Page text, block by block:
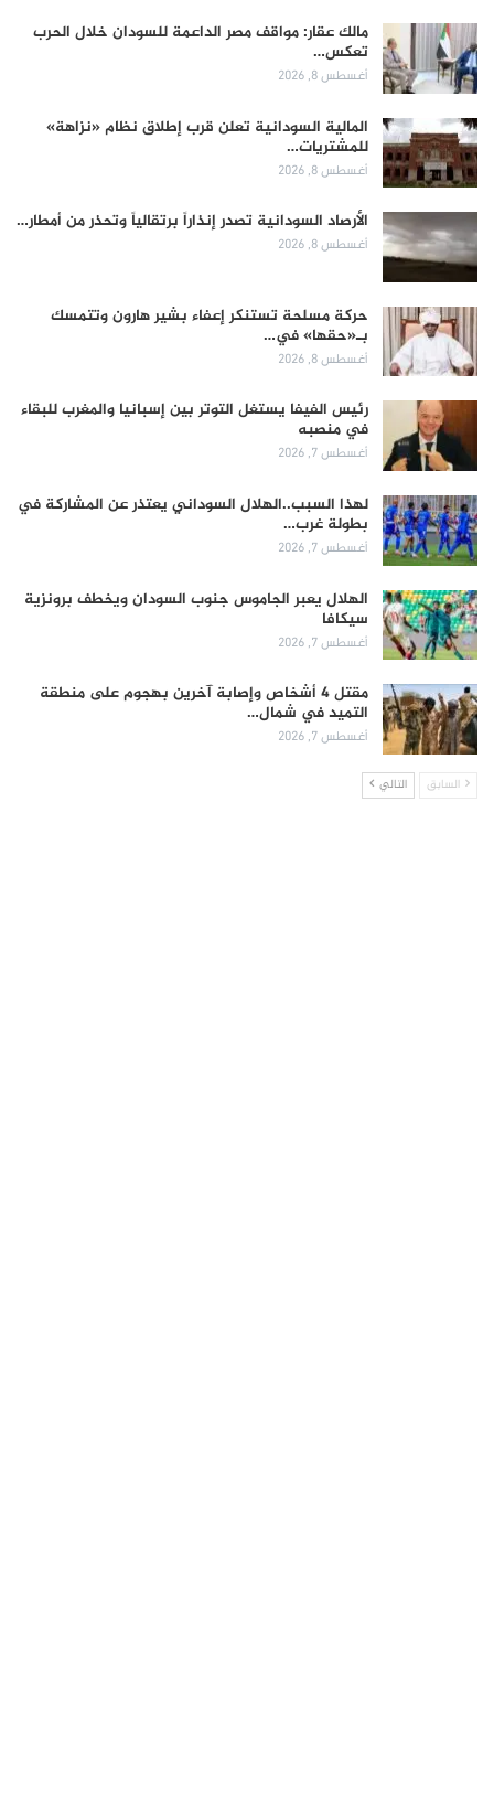
مالك عقار: مواقف مصر الداعمة للسودان خلال الحرب
تعكس…
أغسطس 8, 2026
المالية السودانية تعلن قرب إطلاق نظام «نزاهة»
للمشتريات…
أغسطس 8, 2026
الأرصاد السودانية تصدر إنذاراً برتقالياً وتحذر من أمطار…
أغسطس 8, 2026
حركة مسلحة تستنكر إعفاء بشير هارون وتتمسك
بـ«حقها» في…
أغسطس 8, 2026
رئيس الفيفا يستغل التوتر بين إسبانيا والمغرب للبقاء
في منصبه
أغسطس 7, 2026
لهذا السبب..الهلال السوداني يعتذر عن المشاركة في
بطولة غرب…
أغسطس 7, 2026
الهلال يعبر الجاموس جنوب السودان ويخطف برونزية
سيكافا
أغسطس 7, 2026
مقتل 4 أشخاص وإصابة آخرين بهجوم على منطقة
التميد في شمال…
أغسطس 7, 2026
السابق التالي